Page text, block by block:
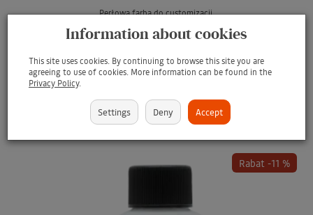
Perłowa farba do customizacji
€9.70
ADD TO BASKET
Rabat -11 %
Information about cookies
This site uses cookies. By continuing to browse this site you are
agreeing to use of cookies. More information can be found in the
Privacy Policy.
Settings Deny Accept